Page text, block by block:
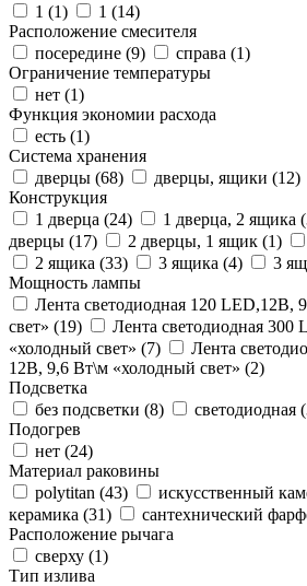
1 (1) 1 (14)
Расположение смесителя
посередине (9) справа (1)
Ограничение температуры
нет (1)
Функция экономии расхода
есть (1)
Система хранения
дверцы (68) дверцы, ящики (12)
Конструкция
1 дверца (24) 1 дверца, 2 ящика (
дверцы (17) 2 дверцы, 1 ящик (1)
2 ящика (33) 3 ящика (4) 3
Мощность лампы
Лента светодиодная 120 LED,12В,
свет» (19)
Лента светодиодная
«холодный свет» (7)
Лента
12В, 9,6 Вт\м «холодный свет» (2)
Подсветка
без подсветки (8) светодиодная (
Подогрев
нет (24)
Материал раковины
polytitan (43) искусственный
керамика (31) сантехнический
Расположение рычага
сверху (1)
Тип излива